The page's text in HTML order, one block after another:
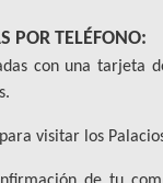
POR TELÉFONO:
con una tarjeta
visitar los